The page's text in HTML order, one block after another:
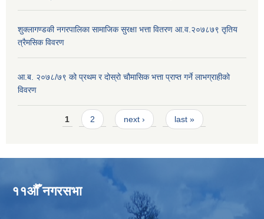
शुक्लागण्डकी नगरपालिका सामाजिक सुरक्षा भत्ता वितरण आ.व.२०७८७९ तृतिय
त्रैमसिक विवरण
आ.ब. २०७८/७९ को प्रथम र दोस्रो चौमासिक भत्ता प्राप्त गर्ने लाभग्राहीको
विवरण
Pages1 2 next › last »
११औँ नगरसभा